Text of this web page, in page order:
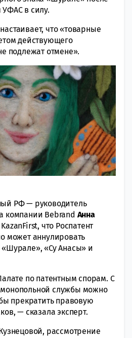
в силу.
что «товарные
действующего
подлежат отмене».
РФ — руководитель
компании Bebrand Анна
что Роспатент
может аннулировать
«Су Анасы» и
по патентным спорам. С
службы можно
прекратить правовую
— сказала эксперт.
рассмотрение